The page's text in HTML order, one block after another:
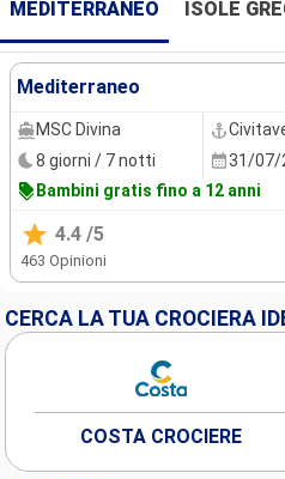
MEDITERRANEO ISOLE
Mediterraneo
MSC Divina
8 giorni / 7 notti
31/07/
Bambini gratis fino a 12 anni
4.4 /5
463 Opinioni
CERCA LA TUA CROCIERA
COSTA CROCIERE